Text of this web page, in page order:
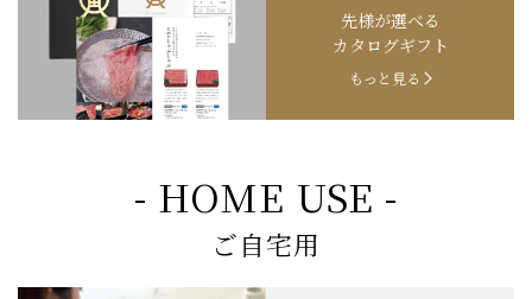
先様が選べる
カタログギフト
もっと見る
- HOME USE -
ご自宅用